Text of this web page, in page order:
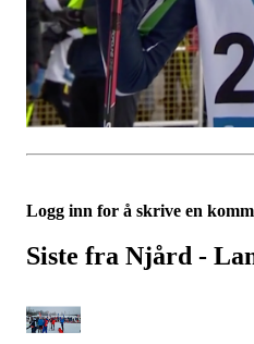
Logg inn for å skrive en
Siste fra Njård -